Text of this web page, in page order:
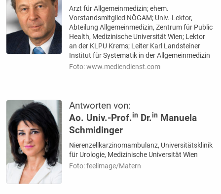
Arzt für Allgemeinmedizin; ehem.
Vorstandsmitglied NÖGAM; Univ.-Lektor,
Abteilung Allgemeinmedizin, Zentrum für Public
Health, Medizinische Universität Wien; Lektor
an der KLPU Krems; Leiter Karl Landsteiner
Institut für Systematik in der Allgemeinmedizin
Foto: www.mediendienst.com
Antworten von:
Ao. Univ.-Prof.in Dr.in Manuela
Schmidinger
Nierenzellkarzinomambulanz, Universitätsklinik
für Urologie, Medizinische Universität Wien
Foto: feelimage/Matern